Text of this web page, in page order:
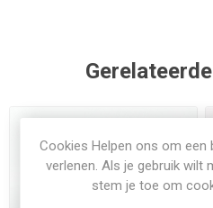
Cookies Helpen ons om een
verlenen. Als je gebruik wilt
stem je toe om